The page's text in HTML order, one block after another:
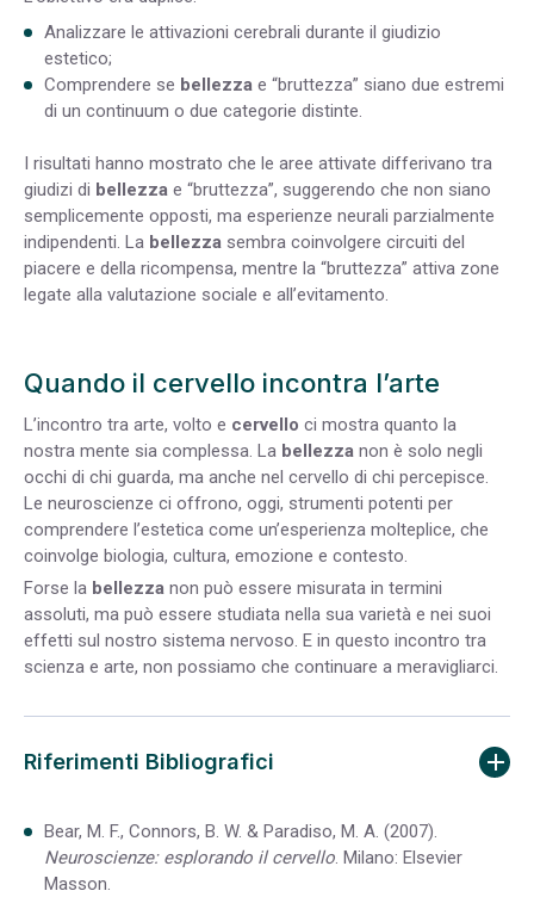
Analizzare le attivazioni cerebrali durante il giudizio
estetico;
Comprendere se bellezza e “bruttezza” siano due estremi
di un continuum o due categorie distinte.
I risultati hanno mostrato che le aree attivate differivano tra
giudizi di bellezza e “bruttezza”, suggerendo che non siano
semplicemente opposti, ma esperienze neurali parzialmente
indipendenti. La bellezza sembra coinvolgere circuiti del
piacere e della ricompensa, mentre la “bruttezza” attiva zone
legate alla valutazione sociale e all’evitamento.
Quando il cervello incontra l’arte
L’incontro tra arte, volto e cervello ci mostra quanto la
nostra mente sia complessa. La bellezza non è solo negli
occhi di chi guarda, ma anche nel cervello di chi percepisce.
Le neuroscienze ci offrono, oggi, strumenti potenti per
comprendere l’estetica come un’esperienza molteplice, che
coinvolge biologia, cultura, emozione e contesto.
Forse la bellezza non può essere misurata in termini
assoluti, ma può essere studiata nella sua varietà e nei suoi
effetti sul nostro sistema nervoso. E in questo incontro tra
scienza e arte, non possiamo che continuare a meravigliarci.
Riferimenti Bibliografici
Bear, M. F., Connors, B. W. & Paradiso, M. A. (2007).
Neuroscienze: esplorando il cervello. Milano: Elsevier
Masson.